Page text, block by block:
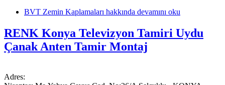
BVT Zemin Kaplamaları hakkında devamını oku
RENK Konya Televizyon Tamiri Uydu
Çanak Anten Tamir Montaj
Adres: